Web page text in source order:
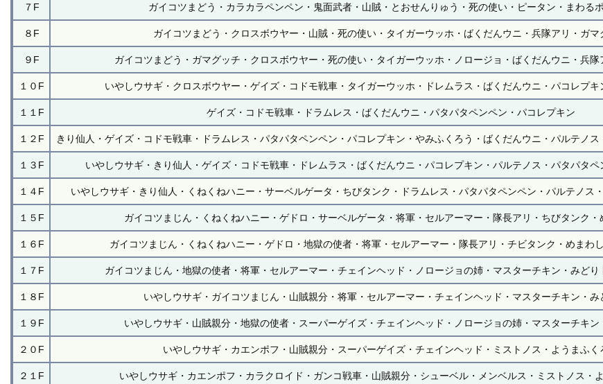
７F ガイコツまどう・カラカラペンペン・鬼面武者・山賊・とおせんりゅう・死の使い・ピータン・まわる
８F ガイコツまどう・クロスボウヤー・山賊・死の使い・タイガーウッホ・ばくだんウニ・兵隊アリ・ガマ
９F ガイコツまどう・ガマグッチ・クロスボウヤー・死の使い・タイガーウッホ・ノロージョ・ばくだんウニ・兵隊
１０F いやしウサギ・クロスボウヤー・ゲイズ・コドモ戦車・タイガーウッホ・ドレムラス・ばくだんウニ・パコレプキ
１１F ゲイズ・コドモ戦車・ドラムレス・ばくだんウニ・パタパタペンペン・パコレプキン
１２F きり仙人・ゲイズ・コドモ戦車・ドラムレス・パタパタペンペン・パコレプキン・やみふくろう・ばくだんウニ・パルテノ
１３F いやしウサギ・きり仙人・ゲイズ・コドモ戦車・ドレムラス・ばくだんウニ・パコレプキン・パルテノス・パタパタペ
１４F いやしウサギ・きり仙人・くねくねハニー・サーベルゲータ・ちびタンク・ドラムレス・パタパタペンペン・パルテノス
１５F ガイコツまじん・くねくねハニー・ゲドロ・サーベルゲータ・将軍・セルアーマー・隊長アリ・ちびタンク・
１６F ガイコツまじん・くねくねハニー・ゲドロ・地獄の使者・将軍・セルアーマー・隊長アリ・チビタンク・めまわ
１７F ガイコツまじん・地獄の使者・将軍・セルアーマー・チェインヘッド・ノロージョの姉・マスターチキン・みどり
１８F いやしウサギ・ガイコツまじん・山賊親分・将軍・セルアーマー・チェインヘッド・マスターチキン・み
１９F いやしウサギ・山賊親分・地獄の使者・スーパーゲイズ・チェインヘッド・ノロージョの姉・マスターチキン
２０F いやしウサギ・カエンポフ・山賊親分・スーパーゲイズ・チェインヘッド・ミストノス・ようまふく
２１F いやしウサギ・カエンポフ・カラクロイド・ガンコ戦車・山賊親分・シューベル・メンベルス・ミストノス・